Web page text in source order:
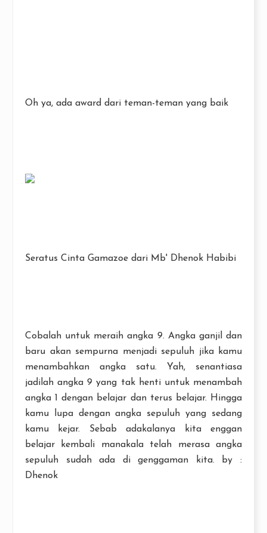
Oh ya, ada award dari teman-teman yang baik
Seratus Cinta Gamazoe dari Mb' Dhenok Habibi
Cobalah untuk meraih angka 9. Angka ganjil dan
baru akan sempurna menjadi sepuluh jika kamu
menambahkan angka satu. Yah, senantiasa
jadilah angka 9 yang tak henti untuk menambah
angka 1 dengan belajar dan terus belajar. Hingga
kamu lupa dengan angka sepuluh yang sedang
kamu kejar. Sebab adakalanya kita enggan
belajar kembali manakala telah merasa angka
sepuluh sudah ada di genggaman kita. by :
Dhenok